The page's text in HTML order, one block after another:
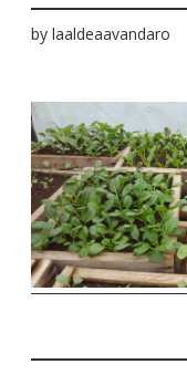
by laaldeaavandaro